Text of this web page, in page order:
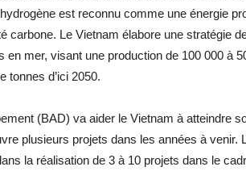
est reconnu comme une énergie
carbone. Le Vietnam élabore une stratégie
en mer, visant une production de 100 000 à
tonnes d’ici 2050.
(BAD) va aider le Vietnam à atteindre
plusieurs projets dans les années à venir.
la réalisation de 3 à 10 projets dans le